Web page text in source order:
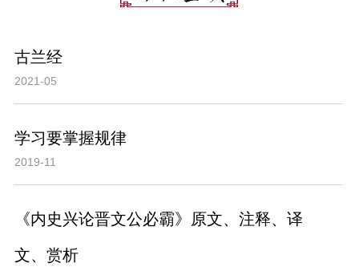
古兰经
2021-05
学习要掌握规律
2019-11
《内史兴论晋文公必霸》原文、注释、译
文、赏析